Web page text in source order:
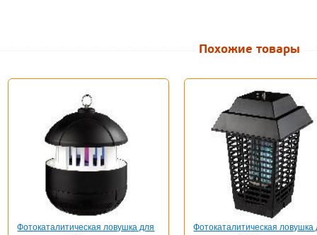
Похожие товары
Фотокаталитическая ловушка для
Фотокаталитическая ловушка